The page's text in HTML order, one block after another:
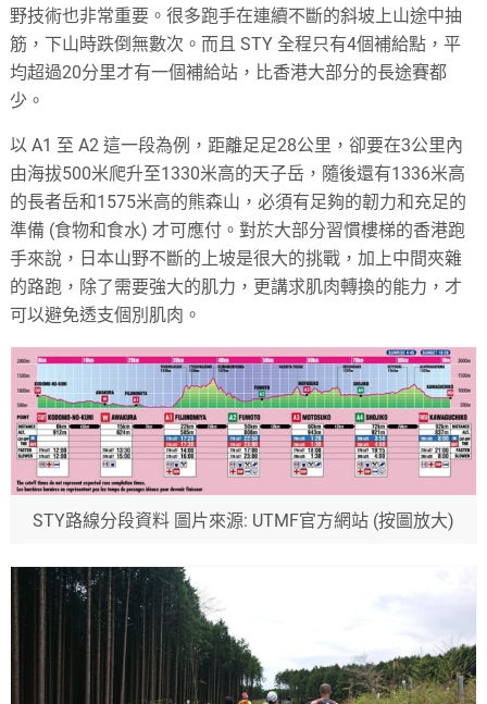
野技術也非常重要。很多跑手在連續不斷的斜坡上山途中抽
筋，下山時跌倒無數次。而且 STY 全程只有4個補給點，平
均超過20分里才有一個補給站，比香港大部分的長途賽都
少。
以 A1 至 A2 這一段為例，距離足足28公里，卻要在3公里內
由海拔500米爬升至1330米高的天子岳，隨後還有1336米高
的長者岳和1575米高的熊森山，必須有足夠的韌力和充足的
準備 (食物和食水) 才可應付。對於大部分習慣樓梯的香港跑
手來說，日本山野不斷的上坡是很大的挑戰，加上中間夾雜
的路跑，除了需要強大的肌力，更講求肌肉轉換的能力，才
可以避免透支個別肌肉。
STY路線分段資料 圖片來源: UTMF官方網站 (按圖放大)